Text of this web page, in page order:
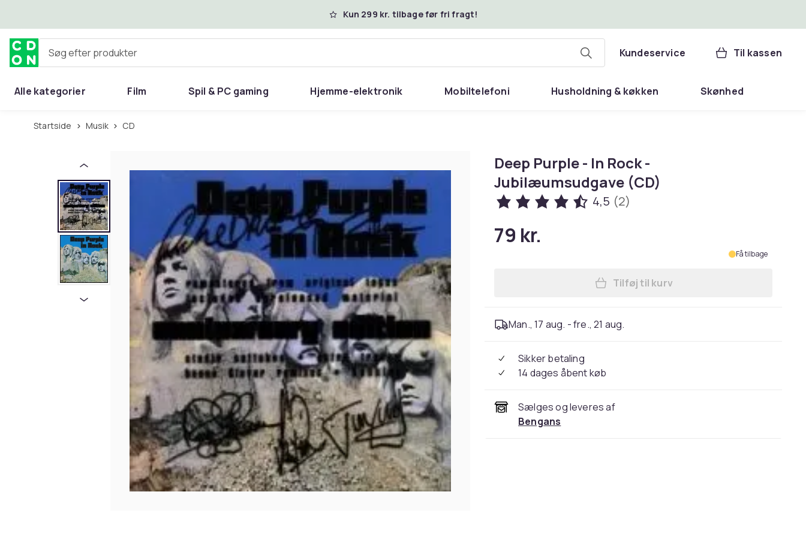
Kun 299 kr. tilbage før fri fragt!
Søg efter produkter Kundeservice Til kassen
Alle kategorier Film Spil & PC gaming Hjemme-elektronik Mobiltelefoni Husholdning & køkken Skønhed
Hjem & have
Startside Musik CD
Deep Purple - In Rock -
Jubilæumsudgave (CD)
4,5 (2)
79 kr.
Få tilbage
Læg Deep Purple - In Rock -
Tilføj til kurv
Man., 17 aug. - fre., 21 aug.
Sikker betaling
14 dages åbent køb
Sælges og leveres af
Bengans